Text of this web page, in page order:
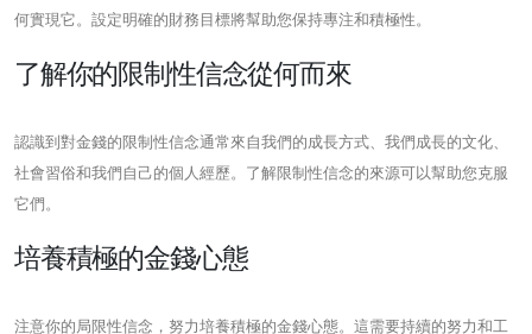
何實現它。設定明確的財務目標將幫助您保持專注和積極性。
了解你的限制性信念從何而來
認識到對金錢的限制性信念通常來自我們的成長方式、我們成長的文化、
社會習俗和我們自己的個人經歷。了解限制性信念的來源可以幫助您克服
它們。
培養積極的金錢心態
注意你的局限性信念，努力培養積極的金錢心態。這需要持續的努力和工